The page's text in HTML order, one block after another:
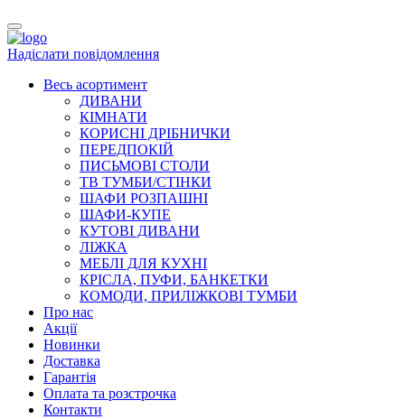
Надіслати повідомлення
Весь асортимент
ДИВАНИ
КІМНАТИ
КОРИСНІ ДРІБНИЧКИ
ПЕРЕДПОКІЙ
ПИСЬМОВІ СТОЛИ
ТВ ТУМБИ/СТІНКИ
ШАФИ РОЗПАШНІ
ШАФИ-КУПЕ
КУТОВІ ДИВАНИ
ЛІЖКА
МЕБЛІ ДЛЯ КУХНІ
КРІСЛА, ПУФИ, БАНКЕТКИ
КОМОДИ, ПРИЛІЖКОВІ ТУМБИ
Про нас
Акції
Новинки
Доставка
Гарантія
Оплата та розстрочка
Контакти